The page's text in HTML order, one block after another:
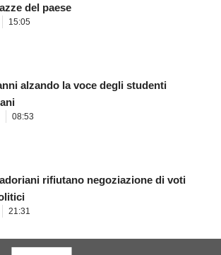
del paese
15:05
alzando la voce degli studenti
08:53
rifiutano negoziazione di voti
21:31